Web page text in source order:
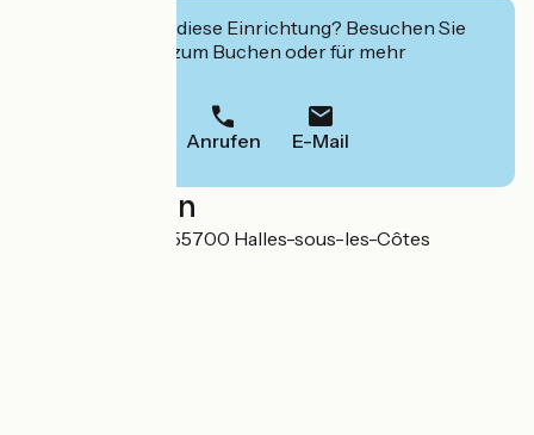
Interessiert Sie diese Einrichtung? Besuchen Sie
deren Website zum Buchen oder für mehr
Anrufen E-Mail
Localisation
9 Rue de la Lotée 55700 Halles-sous-les-Côtes